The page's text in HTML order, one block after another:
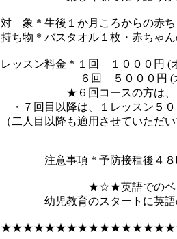
対 象 * 生後１か月ころからの赤ち
持ち物 * バスタオル１枚・赤ちゃ
レッスン料金 * １回 １０００円 (
６回 ５０００円 (オイ
★６回コースの方は、１レ
・７回目以降は、１レッスン５
（二人目以降も適用させていただ
注意事項 * 予防接種後４８時
★☆★英語でのベビーマ
幼児教育のスタートに英語の